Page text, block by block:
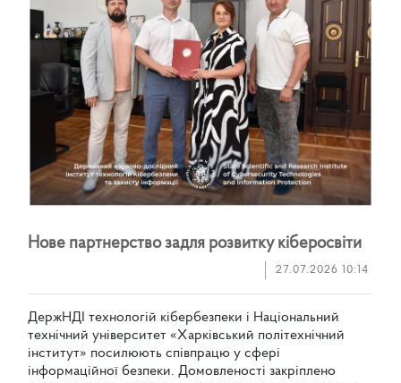
Нове партнерство задля розвитку кіберосвіти
27.07.2026 10:14
ДержНД технологій кібербезпеки і Національний
технічний університет «Харківський політехнічний
інститут» посилюють співпрацю у сфері
інформаційної безпеки. Домовленості закріплено